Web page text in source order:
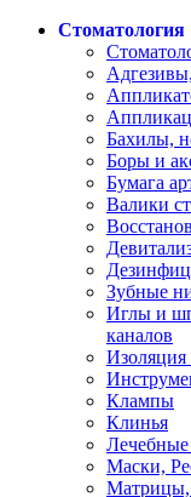
Стоматология
Бахилы,
Боры и
Бумага
Валики
Зубные
Иглы и
каналов
Изоляция
Клампы
Клинья
Маски,
Матрицы,